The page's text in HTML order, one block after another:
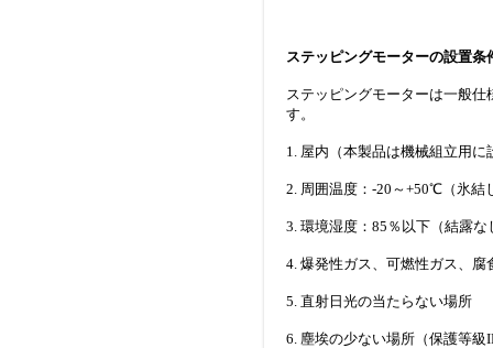
ステッピングモーターの設置条
ステッピングモーターは一般
す。
1. 屋内（本製品は機械組立用
2. 周囲温度：-20～+50℃（氷結
3. 環境湿度：85％以下（結露な
4. 爆発性ガス、可燃性ガス、腐
5. 直射日光の当たらない場所
6. 塵埃の少ない場所（保護等級